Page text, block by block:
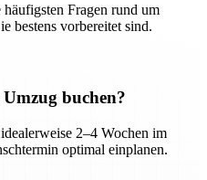
Fragen rund um
bestens vorbereitet sind.
buchen?
2–4 Wochen im
optimal einplanen.